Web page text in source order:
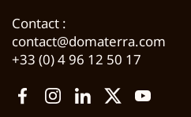
Contact :
contact@domaterra.com
+33 (0) 4 96 12 50 17
FacebookInstagram
LinkedIn
TwitterYouTube